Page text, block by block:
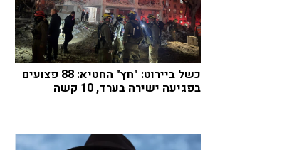
כשל ביירוט: "חץ" החטיא: 88 פצועים
בפגיעה ישירה בערד, 10 קשה